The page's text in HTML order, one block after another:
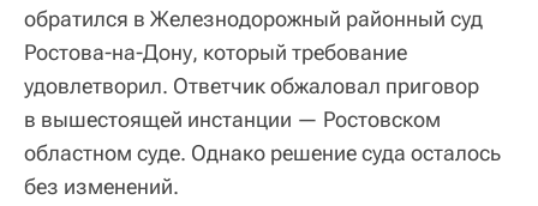
обратился в Железнодорожный районный суд
Ростова-на-Дону, который требование
удовлетворил. Ответчик обжаловал приговор
в вышестоящей инстанции — Ростовском
областном суде. Однако решение суда осталось
без изменений.